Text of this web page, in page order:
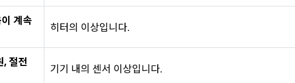
계속
히터의 이상입니다.
, 절전
기기 내의 센서 이상입니다.